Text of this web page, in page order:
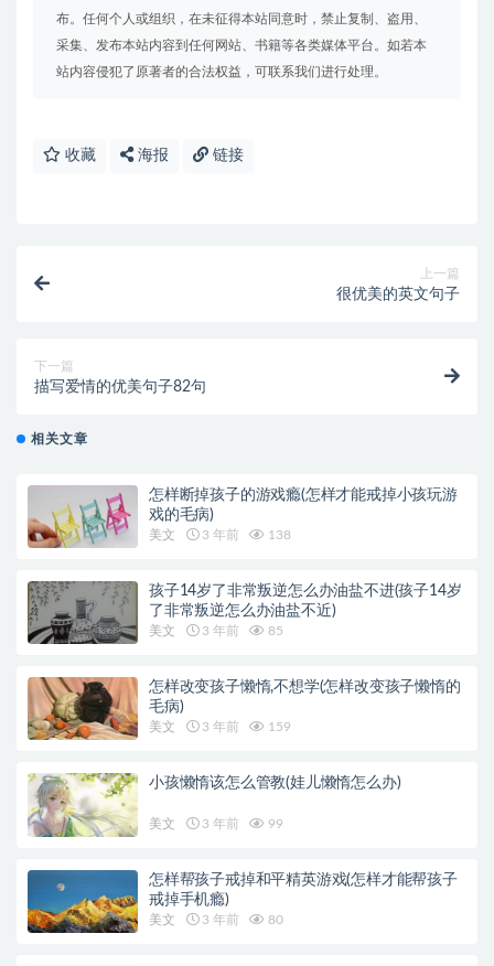
布。任何个人或组织，在未征得本站同意时，禁止复制、盗用、
采集、发布本站内容到任何网站、书籍等各类媒体平台。如若本
站内容侵犯了原著者的合法权益，可联系我们进行处理。
收藏 海报 链接
上一篇
很优美的英文句子
下一篇
描写爱情的优美句子82句
相关文章
怎样断掉孩子的游戏瘾(怎样才能戒掉小孩玩游
戏的毛病)
美文 3 年前 138
孩子14岁了非常叛逆怎么办油盐不进(孩子14岁
了非常叛逆怎么办油盐不近)
美文 3 年前 85
怎样改变孩子懒惰,不想学(怎样改变孩子懒惰的
毛病)
美文 3 年前 159
小孩懒惰该怎么管教(娃儿懒惰怎么办)
美文 3 年前 99
怎样帮孩子戒掉和平精英游戏(怎样才能帮孩子
戒掉手机瘾)
美文 3 年前 80